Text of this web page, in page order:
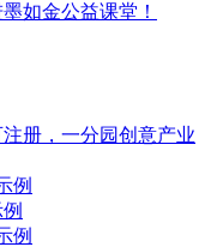
如金公益课堂！
册，一分园创意产业
例
例